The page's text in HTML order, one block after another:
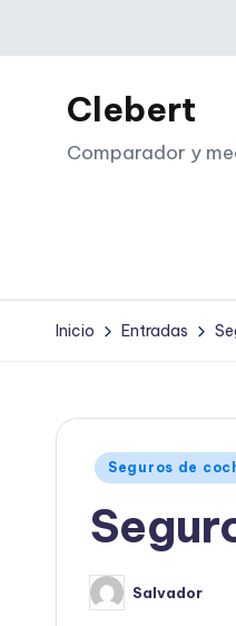
Saltar
contenidoClebert
Comparador y
Inicio Entradas
Publicado
Seguros de
Publicado
por
Salvador